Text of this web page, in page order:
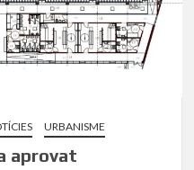
URBANISME
aprovat